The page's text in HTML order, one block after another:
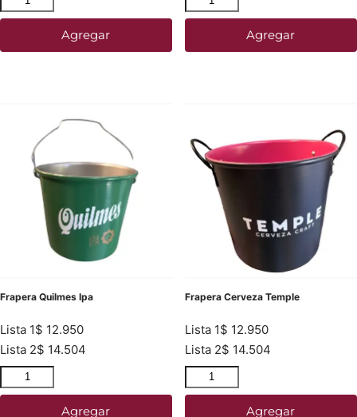
Agregar Agregar
Frapera Quilmes Ipa
Lista 1$ 12.950
Lista 2$ 14.504
Agregar
Frapera Cerveza Temple
Lista 1$ 12.950
Lista 2$ 14.504
Agregar